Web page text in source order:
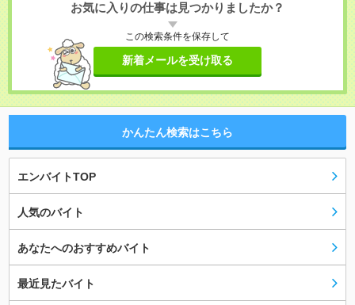
お気に入りの仕事は見つかりましたか？
この検索条件を保存して
新着メールを受け取る
かんたん検索はこちら
エンバイトTOP
人気のバイト
あなたへのおすすめバイト
最近見たバイト